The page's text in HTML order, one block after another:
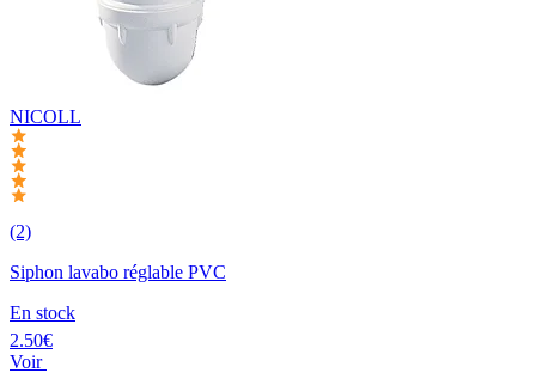
NICOLL
(2)
Siphon lavabo réglable PVC
En stock
2.50€
Voir